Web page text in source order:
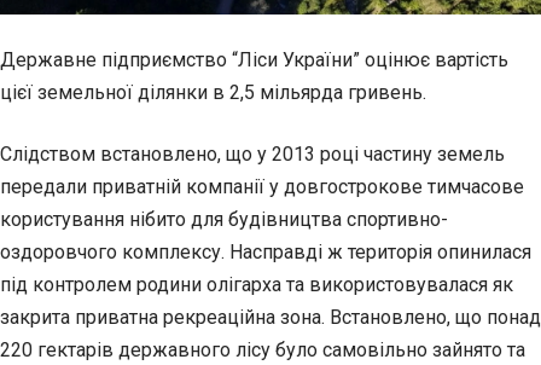
Державне підприємство “Ліси України” оцінює вартість
цієї земельної ділянки в 2,5 мільярда гривень.
Слідством встановлено, що у 2013 році частину земель
передали приватній компанії у довгострокове тимчасове
користування нібито для будівництва спортивно-
оздоровчого комплексу. Насправді ж територія опинилася
під контролем родини олігарха та використовувалася як
закрита приватна рекреаційна зона. Встановлено, що понад
220 гектарів державного лісу було самовільно зайнято та